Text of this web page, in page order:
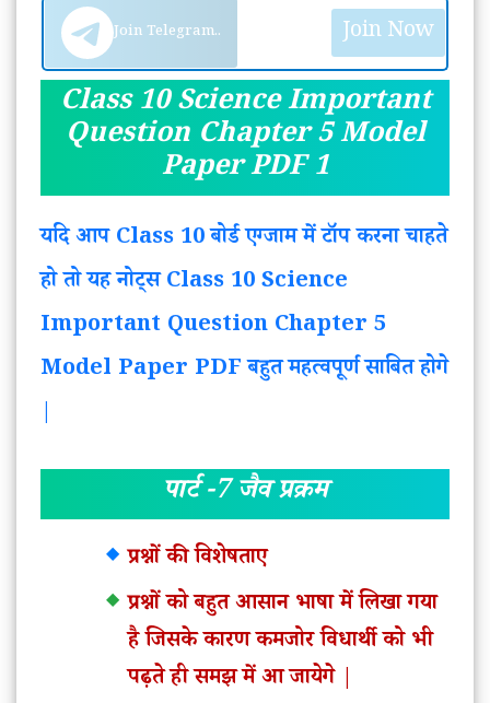
Join Telegram.. Join Now
Class 10 Science Important
Question Chapter 5 Model
Paper PDF 1
यदि आप Class 10 बोर्ड एग्जाम में टॉप करना चाहते
हो तो यह नोट्स Class 10 Science
Important Question Chapter 5
Model Paper PDF बहुत महत्वपूर्ण साबित होगे
|
पार्ट -7 जैव प्रक्रम
प्रश्नों की विशेषताए
प्रश्नों को बहुत आसान भाषा में लिखा गया
है जिसके कारण कमजोर विधार्थी को भी
पढ़ते ही समझ में आ जायेगे |